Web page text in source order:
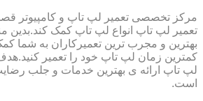
مرکز تخصصی تعمیر لپ تاپ و کامپیوتر قصد
تعمیر لپ تاپ انواع لپ تاپ کمک کند.بدین
بهترین و مجرب ترین تعمیرکاران به شما
کمترین زمان لپ تاپ خود را تعمیر
لپ تاپ ارائه ی بهترین خدمات و جلب
است.